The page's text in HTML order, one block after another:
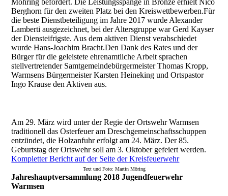
Berghorn für den zweiten Platz bei den Kreiswettbewerben.Für
die beste Dienstbeteiligung im Jahre 2017 wurde Alexander
Lamberti ausgezeichnet, bei der Altersgruppe war Gerd Kayser
der Diensteifrigste. Aus dem aktiven Dienst verabschiedet
wurde Hans-Joachim Bracht.Den Dank des Rates und der
Bürger für die geleistete ehrenamtliche Arbeit sprachen
stellvertretender Samtgemeindebürgermeister Thomas Kropp,
Warmsens Bürgermeister Karsten Heineking und Ortspastor
Ingo Krause den Aktiven aus.
Am 29. März wird unter der Regie der Ortswehr Warmsen
traditionell das Osterfeuer am Dreschgemeinschaftsschuppen
entzündet, die Holzanfuhr erfolgt am 24. März. Der 85.
Geburtstag der Ortswehr soll am 3. Oktober gefeiert werden.
Kompletter Bericht auf der Seite der Kreisfeuerwehr
Text und Foto: Martin Möring
Jahreshauptversammlung 2018 Jugendfeuerwehr
Warmsen